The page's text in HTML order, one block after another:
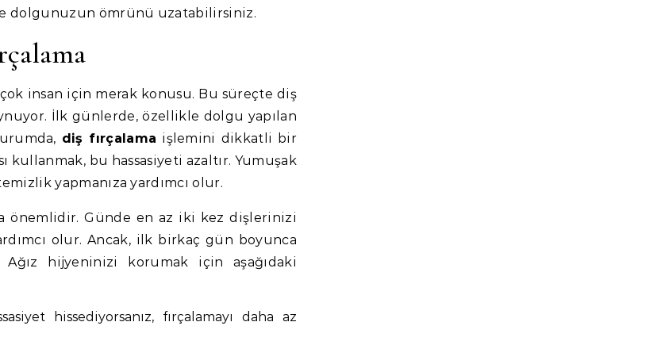
dolgunuzun ömrünü uzatabilirsiniz.
insan için merak konusu. Bu süreçte diş
İlk günlerde, özellikle dolgu yapılan
diş fırçalama işlemini dikkatli bir
kullanmak, bu hassasiyeti azaltır. Yumuşak
yapmanıza yardımcı olur.
önemlidir. Günde en az iki kez dişlerinizi
olur. Ancak, ilk birkaç gün boyunca
Ağız hijyeninizi korumak için aşağıdaki
hissediyorsanız, fırçalamayı daha az